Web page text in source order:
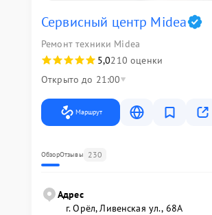
Сервисный центр Midea
Ремонт техники Midea
5,0210 оценки
Открыто до 21:00
Маршрут
ОбзорОтзывы 230
Адрес
г. Орёл, Ливенская ул., 68А